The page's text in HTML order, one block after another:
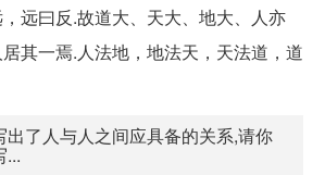
远曰反.故道大、天大、地大、人亦
其一焉.人法地，地法天，天法道，道
出了人与人之间应具备的关系,请你
...